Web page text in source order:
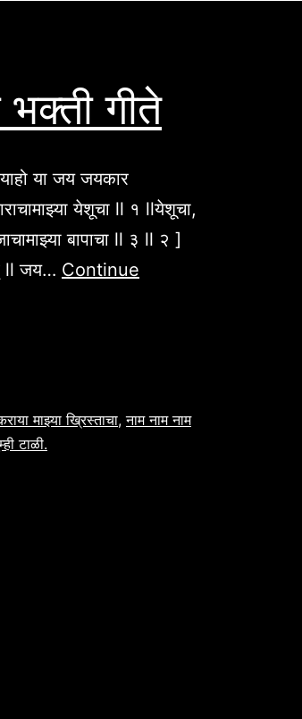
गीते
या जय जयकार
येशूचा ll १ llयेशूचा,
बापाचा ll ३ ll २ ]
ll जय… Continue
माझ्या ख्रिस्ताचा,नाम नाम नाम
टाळी.